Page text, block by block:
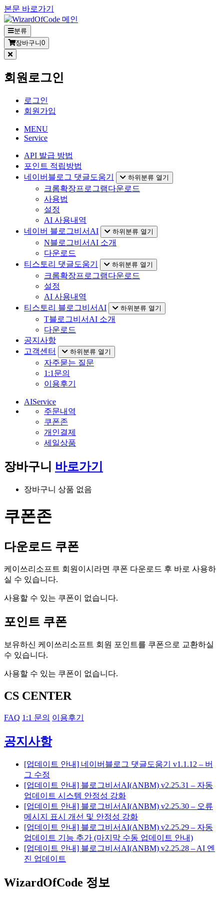
본문 바로가기
분류
장바구니0
회원로그인
로그인
회원가입
MENU
Service
API 발급 방법
포인트 적립방법
네이버블로그 댓글도움기
하위분류 열기
크롬확장프로그램다운로드
사용법
설정
AI 사용내역
네이버 블로그비서AI
하위분류 열기
N블로그비서AI 소개
다운로드
티스토리 댓글도움기
하위분류 열기
크롬확장프로그램다운로드
설정
AI 사용내역
티스토리 블로그비서AI
하위분류 열기
T블로그비서AI 소개
다운로드
공지사항
고객센터
하위분류 열기
자주묻는 질문
1:1문의
이용후기
AIService
주문내역
쿠폰존
개인결제
세일상품
장바구니 바로가기
장바구니 상품 없음
쿠폰존
다운로드 쿠폰
케이쓰리소프트 회원이시라면 쿠폰 다운로드 후 바로 사용하
실 수 있습니다.
사용할 수 있는 쿠폰이 없습니다.
포인트 쿠폰
보유하신 케이쓰리소프트 회원 포인트를 쿠폰으로 교환하실
수 있습니다.
사용할 수 있는 쿠폰이 없습니다.
CS CENTER
FAQ 1:1 문의 이용후기
공지사항
[업데이트 안내] 네이버블로그 댓글도움기 v1.1.12 – 버
그 수정
[업데이트 안내] 블로그비서AI(ANBM) v2.25.31 – 자동
업데이트 시스템 안정성 강화
[업데이트 안내] 블로그비서AI(ANBM) v2.25.30 – 오류
메시지 표시 개선 및 안정성 강화
[업데이트 안내] 블로그비서AI(ANBM) v2.25.29 – 자동
업데이트 기능 추가 (마지막 수동 업데이트 안내)
[업데이트 안내] 블로그비서AI(ANBM) v2.25.28 – AI 엔
진 업데이트
WizardOfCode 정보